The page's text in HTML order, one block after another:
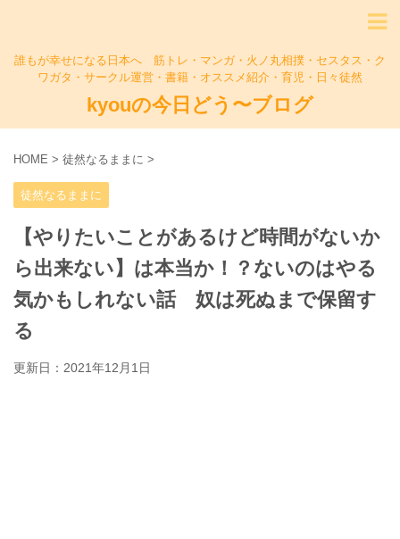
誰もが幸せになる日本へ 筋トレ・マンガ・火ノ丸相撲・セスタス・ク
ワガタ・サークル運営・書籍・オススメ紹介・育児・日々徒然
kyouの今日どう〜ブログ
HOME > 徒然なるままに >
徒然なるままに
【やりたいことがあるけど時間がないか
ら出来ない】は本当か！？ないのはやる
気かもしれない話 奴は死ぬまで保留す
る
更新日： 2021年12月1日